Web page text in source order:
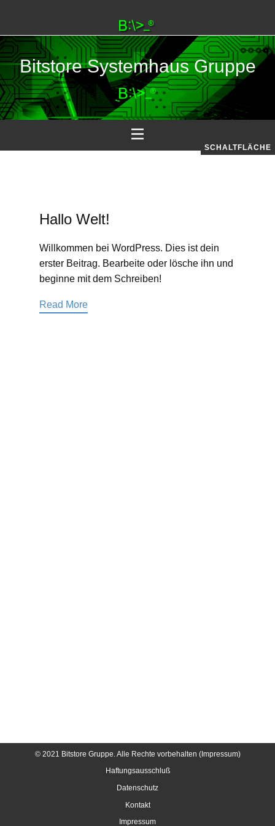
Bitstore Systemhaus Gruppe
SCHALTFLÄCHE
Hallo Welt!
Willkommen bei WordPress. Dies ist dein
erster Beitrag. Bearbeite oder lösche ihn und
beginne mit dem Schreiben!
Read More
© 2021 Bitstore Gruppe. Alle Rechte vorbehalten (Impressum)
Haftungsausschluß
Datenschutz
Kontakt
Impressum